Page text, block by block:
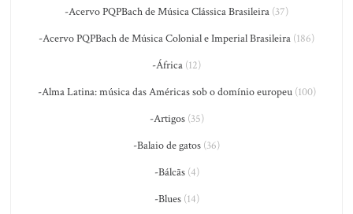
-Acervo PQPBach de Música Clássica Brasileira (37)
-Acervo PQPBach de Música Colonial e Imperial Brasileira (186)
-África (12)
-Alma Latina: música das Américas sob o domínio europeu(100)
-Artigos(35)
-Balaio de gatos (36)
-Bálcãs(4)
-Blues(14)